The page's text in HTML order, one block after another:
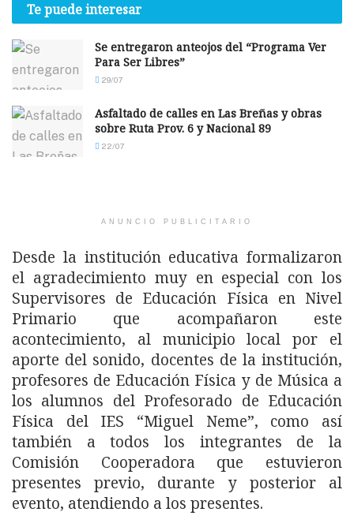
Te puede interesar
Se entregaron anteojos del “Programa Ver
Para Ser Libres”
29/07
Asfaltado de calles en Las Breñas y obras
sobre Ruta Prov. 6 y Nacional 89
22/07
ANUNCIO PUBLICITARIO
Desde la institución educativa formalizaron
el agradecimiento muy en especial con los
Supervisores de Educación Física en Nivel
Primario que acompañaron este
acontecimiento, al municipio local por el
aporte del sonido, docentes de la institución,
profesores de Educación Física y de Música a
los alumnos del Profesorado de Educación
Física del IES “Miguel Neme”, como así
también a todos los integrantes de la
Comisión Cooperadora que estuvieron
presentes previo, durante y posterior al
evento, atendiendo a los presentes.